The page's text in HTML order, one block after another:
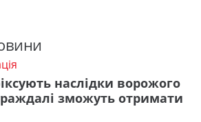
наслідки ворожого
зможуть отримати